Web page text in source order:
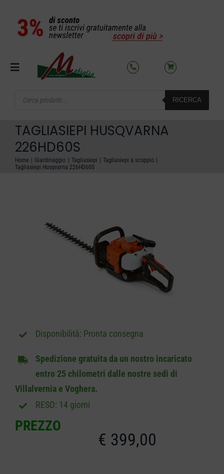
contenuto
Toggle
OFFERTE DEL MESE
search
RICERCA
TAGLIASIEPI HUSQVARNA
226HD60S
Home Giardinaggio Tagliasiepi
Tagliasiepi a scoppio
Tagliasiepi Husqvarna 226HD60S
Pronta consegna
Spedizione gratuita da un nostro incaricato
entro 25 chilometri dalle nostre sedi di
Villalvernia e Voghera.
RESO: 14 giorni
PREZZO
€ 399,00